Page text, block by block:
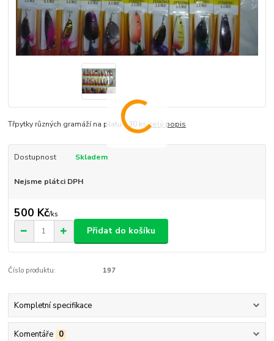
Třpytky různých gramáží na platu - 30 kscelý popis
Dostupnost Skladem
Nejsme plátci DPH
500 Kč/ks
Přidat do košíku
Číslo produktu: 197
Kompletní specifikace
Komentáře 0